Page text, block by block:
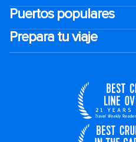
Puertos populares
Prepara tu viaje